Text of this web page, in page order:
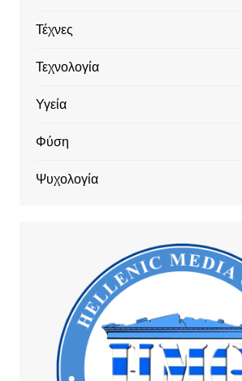
Τέχνες
Τεχνολογία
Υγεία
Φύση
Ψυχολογία